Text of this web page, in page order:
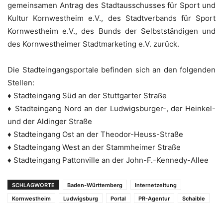
gemeinsamen Antrag des Stadtausschusses für Sport und
Kultur Kornwestheim e.V., des Stadtverbands für Sport
Kornwestheim e.V., des Bunds der Selbstständigen und
des Kornwestheimer Stadtmarketing e.V. zurück.
Die Stadteingangsportale befinden sich an den folgenden
Stellen:
♦ Stadteingang Süd an der Stuttgarter Straße
♦ Stadteingang Nord an der Ludwigsburger-, der Heinkel-
und der Aldinger Straße
♦ Stadteingang Ost an der Theodor-Heuss-Straße
♦ Stadteingang West an der Stammheimer Straße
♦ Stadteingang Pattonville an der John-F.-Kennedy-Allee
SCHLAGWORTE Baden-Württemberg
Internetzeitung
Kornwestheim
Ludwigsburg Portal PR-Agentur
Schaible